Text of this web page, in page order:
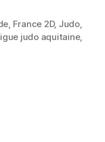
, France 2D, Judo,
judo aquitaine,